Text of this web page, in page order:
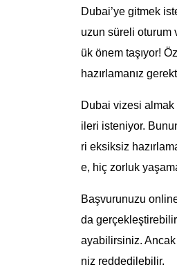
Dubai’ye gitmek
uzun süreli oturum
ük önem taşıyor!
hazırlamanız
Dubai vizesi
ileri isteniyor.
ri eksiksiz
e, hiç zorluk
Başvurunuzu
da
ayabilirsiniz. Ancak
niz reddedilebilir.